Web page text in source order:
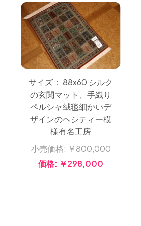
サイズ： 88x60 シルク
の玄関マット、手織り
ペルシャ絨毯細かいデ
ザインのヘシティー模
様有名工房
小売価格:￥800,000
価格: ￥298,000